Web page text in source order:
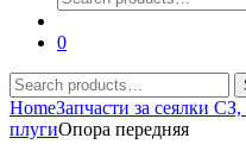
for:
0
Search
for:
HomeЗапчасти за сеялки
плугиОпора передняя